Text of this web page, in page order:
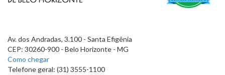
Av. dos Andradas, 3.100 - Santa Efigênia
CEP: 30260-900 - Belo Horizonte - MG
Como chegar
Telefone geral: (31) 3555-1100